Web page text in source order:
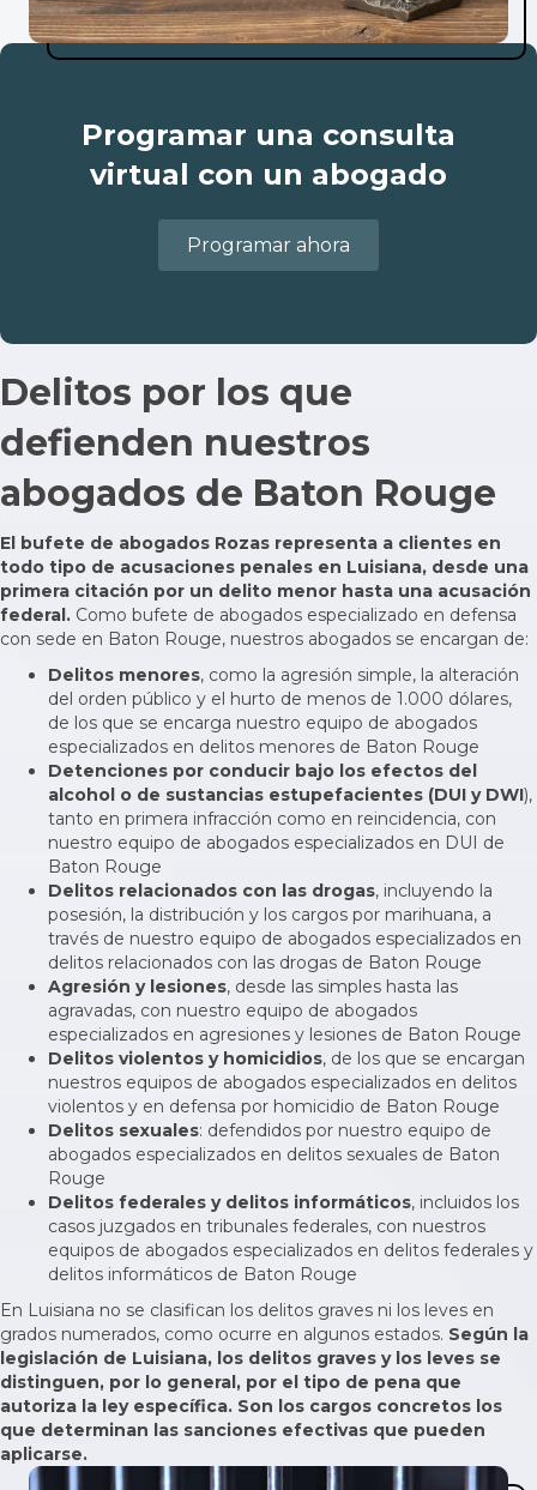
Programar una consulta
virtual con un abogado
Programar ahora
Delitos por los que
defienden nuestros
abogados de Baton Rouge
El bufete de abogados Rozas representa a clientes en
todo tipo de acusaciones penales en Luisiana, desde una
primera citación por un delito menor hasta una acusación
federal. Como bufete de abogados especializado en defensa
con sede en Baton Rouge, nuestros abogados se encargan de:
Delitos menores, como la agresión simple, la alteración
del orden público y el hurto de menos de 1.000 dólares,
de los que se encarga nuestro equipo de abogados
especializados en delitos menores de Baton Rouge
Detenciones por conducir bajo los efectos del
alcohol o de sustancias estupefacientes (DUI y DWI),
tanto en primera infracción como en reincidencia, con
nuestro equipo de abogados especializados en DUI de
Baton Rouge
Delitos relacionados con las drogas, incluyendo la
posesión, la distribución y los cargos por marihuana, a
través de nuestro equipo de abogados especializados en
delitos relacionados con las drogas de Baton Rouge
Agresión y lesiones, desde las simples hasta las
agravadas, con nuestro equipo de abogados
especializados en agresiones y lesiones de Baton Rouge
Delitos violentos y homicidios, de los que se encargan
nuestros equipos de abogados especializados en delitos
violentos y en defensa por homicidio de Baton Rouge
Delitos sexuales: defendidos por nuestro equipo de
abogados especializados en delitos sexuales de Baton
Rouge
Delitos federales y delitos informáticos, incluidos los
casos juzgados en tribunales federales, con nuestros
equipos de abogados especializados en delitos federales y
delitos informáticos de Baton Rouge
En Luisiana no se clasifican los delitos graves ni los leves en
grados numerados, como ocurre en algunos estados. Según la
legislación de Luisiana, los delitos graves y los leves se
distinguen, por lo general, por el tipo de pena que
autoriza la ley específica. Son los cargos concretos los
que determinan las sanciones efectivas que pueden
aplicarse.